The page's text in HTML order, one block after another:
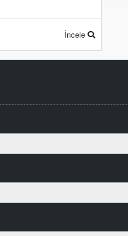
İncele